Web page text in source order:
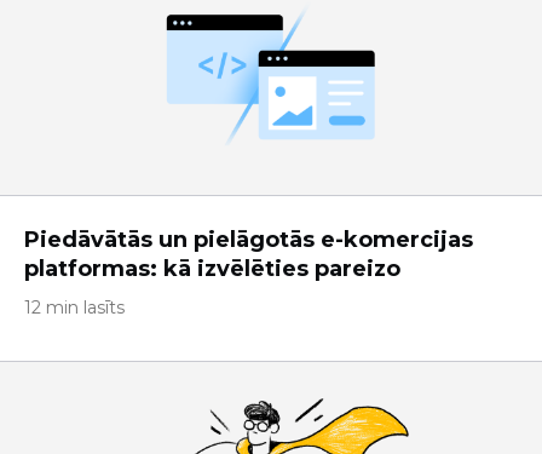
Piedāvātās un pielāgotās e-komercijas
platformas: kā izvēlēties pareizo
12 min lasīts